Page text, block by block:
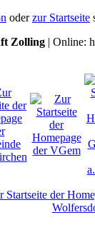
oderzur Startseite
Zolling | Online: